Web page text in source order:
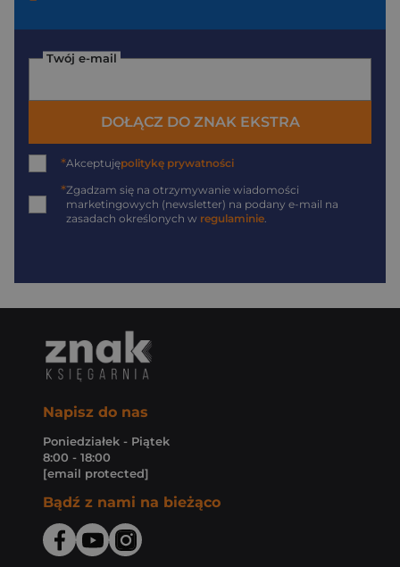
Twój e-mail
DOŁĄCZ DO ZNAK EKSTRA
*Akceptujępolitykę prywatności
*Zgadzam się na otrzymywanie wiadomości
marketingowych (newsletter) na podany e-mail na
zasadach określonych w regulaminie
Napisz do nas
Poniedziałek - Piątek
8:00 - 18:00
[email protected]
Bądź z nami na bieżąco